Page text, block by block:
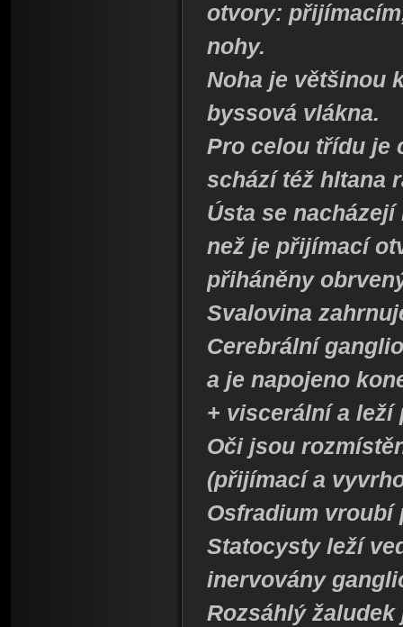
otvory:
nohy.
Noha je většinou
byssová vlákna.
Pro celou třídu je
schází též hltana
Ústa se
než je přijímací
přiháněny
Svalovina
Cerebrální
a je napojeno
+ viscerální a leží
Oči jsou
(přijímací a
Osfradium vroubí
Statocysty leží
inervovány
Rozsáhlý